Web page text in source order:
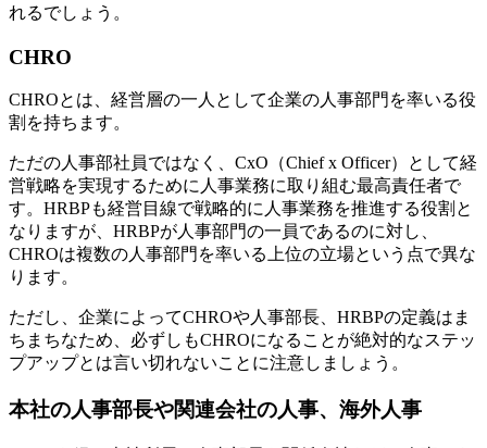
れるでしょう。
CHRO
CHROとは、経営層の一人として企業の人事部門を率いる役
割を持ちます。
ただの人事部社員ではなく、CxO（Chief x Officer）として経
営戦略を実現するために人事業務に取り組む最高責任者で
す。HRBPも経営目線で戦略的に人事業務を推進する役割と
なりますが、HRBPが人事部門の一員であるのに対し、
CHROは複数の人事部門を率いる上位の立場という点で異な
ります。
ただし、企業によってCHROや人事部長、HRBPの定義はま
ちまちなため、必ずしもCHROになることが絶対的なステッ
プアップとは言い切れないことに注意しましょう。
本社の人事部長や関連会社の人事、海外人事